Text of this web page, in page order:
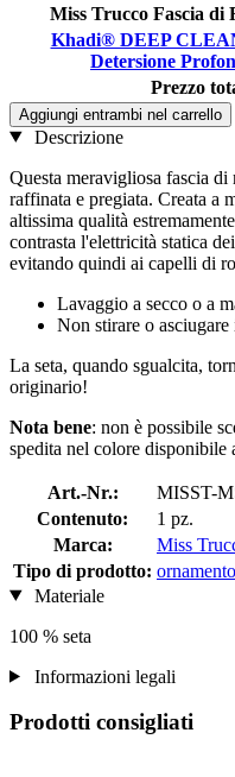
Miss Trucco Fascia di
Khadi® DEEP
Detersione
Prezzo
Aggiungi entrambi nel carrello
Descrizione
Questa meravigliosa fascia di
raffinata e pregiata. Creata a
altissima qualità
contrasta l'elettricità statica
evitando quindi ai capelli di
Lavaggio a secco o a
Non stirare o
La seta, quando sgualcita,
originario!
Nota bene: non è possibile
spedita nel colore disponibile
Art.-Nr.:
MISST-
Contenuto:
1 pz.
Marca:
Miss
Tipo di prodotto:
Materiale
100 % seta
Informazioni legali
Prodotti consigliati